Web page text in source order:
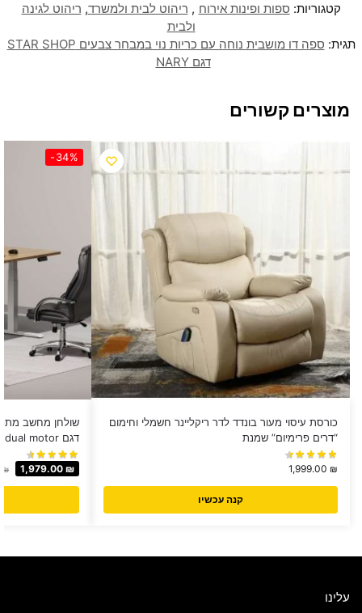
קטגוריות: ספות ופינות אירוח , ריהוט לבית ולמשרד, ריהוט לגינה
ולבית
תגית:
ספה דו מושבית נוחה עם כריות נוי במבחר צבעים STAR SHOP
דגם NARY
מוצרים קשורים
כורסת עיסוי מעור בונדד לדר ריקליינר חשמלי וחימום
“דרים פרימיום” שמנת
1,999.00 ₪
קנה עכשיו
-34%
דגם dual motor
₪ 1,979.00 ₪
עלינו